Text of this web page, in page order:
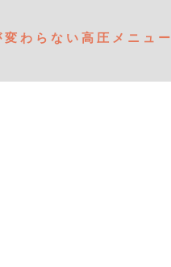
変わらない高圧メニュー